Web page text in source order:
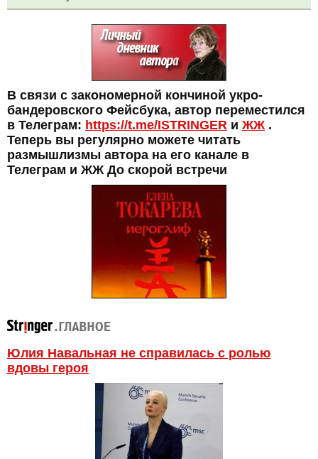
В связи с закономерной кончиной укро-
бандеровского Фейсбука, автор переместился
в Телеграм: https://t.me/ISTRINGER и ЖЖ .
Теперь вы регулярно можете читать
размышлизмы автора на его канале в
Телеграм и ЖЖ До скорой встречи
Юлия Навальная не справилась с ролью
вдовы героя